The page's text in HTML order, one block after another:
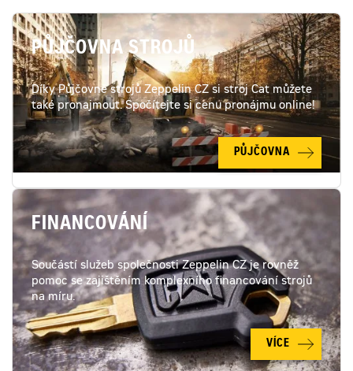
PŮJČOVNA STROJŮ
Díky Půjčovně strojů Zeppelin CZ si stroj Cat můžete
také pronajmout. Spočítejte si cenu pronájmu online!
PŮJČOVNA
FINANCOVÁNÍ
Součástí služeb společnosti Zeppelin CZ je rovněž
pomoc se zajištěním komplexního financování strojů
na míru.
VÍCE